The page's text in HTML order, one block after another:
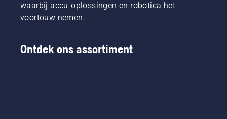
waarbij accu-oplossingen en robotica het
voortouw nemen.
Ontdek ons assortiment